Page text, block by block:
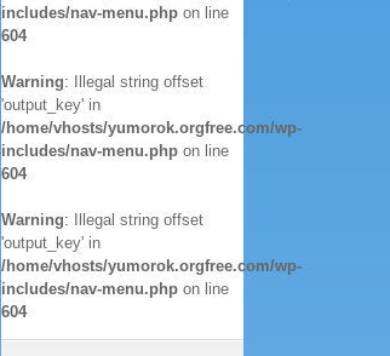
includes/nav-menu.php on line
604
Warning: Illegal string offset
'output_key' in
/home/vhosts/yumorok.orgfree.com/wp-
includes/nav-menu.php on line
604
Warning: Illegal string offset
'output_key' in
/home/vhosts/yumorok.orgfree.com/wp-
includes/nav-menu.php on line
604